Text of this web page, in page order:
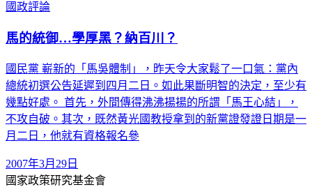
國政評論
馬的統御…學厚黑？納百川？
國民黨 嶄新的「馬吳體制」，昨天令大家鬆了一口氣：黨內
總統初選公告延遲到四月二日。如此果斷明智的決定，至少有
幾點好處。 首先，外間傳得沸沸揚揚的所謂「馬王心結」，
不攻自破。其次，既然黃光國教授拿到的新黨證發證日期是一
月二日，他就有資格報名參
2007年3月29日
國家政策研究基金會